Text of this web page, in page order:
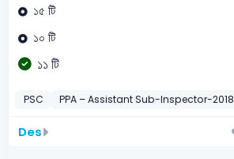
১৫ টি
১০ টি
১১ টি
PSC PPA – Assistant Sub-Inspector-2018
Des